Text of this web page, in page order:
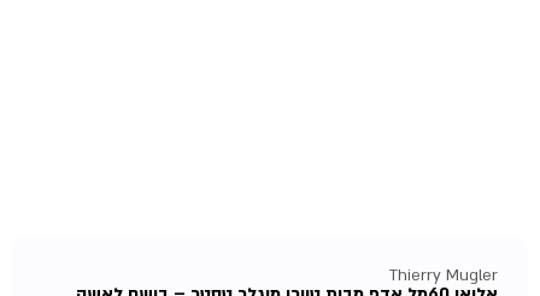
Thierry Mugler